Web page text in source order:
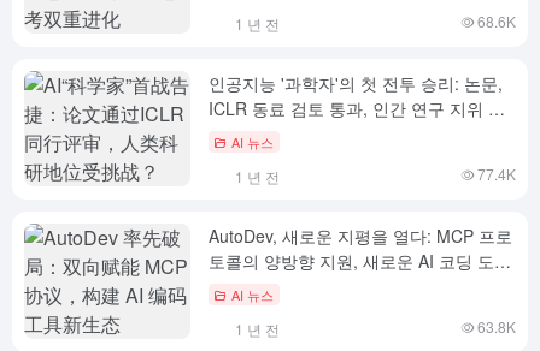
1 년 전 68.6K
인공지능 '과학자'의 첫 전투 승리: 논문,
ICLR 동료 검토 통과, 인간 연구 지위 도
전?AI 뉴스
1 년 전 77.4K
AutoDev, 새로운 지평을 열다: MCP 프로
토콜의 양방향 지원, 새로운 AI 코딩 도구
에코시스템 구축
AI 뉴스
1 년 전 63.8K